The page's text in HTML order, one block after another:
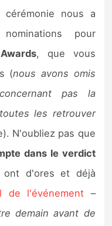
nous a
pour
, que vous
(nous avons omis
pas la
les retrouver
N'oubliez pas que
dans le verdict
d'ores et déjà
de l'événement –
demain avant de